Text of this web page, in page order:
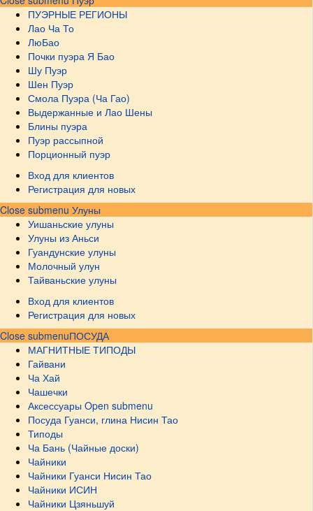
ПУЭРНЫЕ РЕГИОНЫ
Лао Ча То
ЛюБао
Почки пуэра Я Бао
Шу Пуэр
Шен Пуэр
Смола Пуэра (Ча Гао)
Выдержанные и Лао Шены
Блины пуэра
Пуэр рассыпной
Порционный пуэр
Вход для клиентов
Регистрация для новых
Close submenu Улуны
Уишаньские улуны
Улуны из Аньси
Гуандунские улуны
Молочный улун
Тайваньские улуны
Вход для клиентов
Регистрация для новых
Close submenuПОСУДА
МАГНИТНЫЕ ТИПОДЫ
Гайвани
Ча Хай
Чашечки
Аксессуары Open submenu
Посуда Гуанси, глина Нисин Тао
Типоды
Ча Бань (Чайные доски)
Чайники
Чайники Гуанси Нисин Тао
Чайники ИСИН
Чайники Цзяньшуй